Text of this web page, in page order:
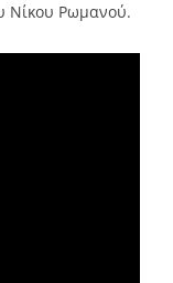
Νίκου Ρωμανού.